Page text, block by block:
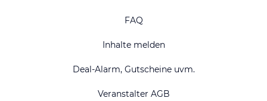
FAQ
Inhalte melden
Deal-Alarm, Gutscheine uvm.
Veranstalter AGB